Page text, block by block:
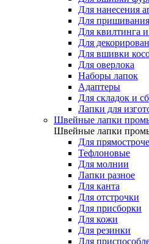
Для нанесения
Для
Для квилтинга
Для
Для вшивки
Для оверлока
Наборы лапок
Адаптеры
Для складок и
Лапки для
Швейные лапки
Швейные лапки
Для
Тефлоновые
Для молнии
Лапки разное
Для канта
Для отстрочки
Для присборки
Для кожи
Для резинки
Для